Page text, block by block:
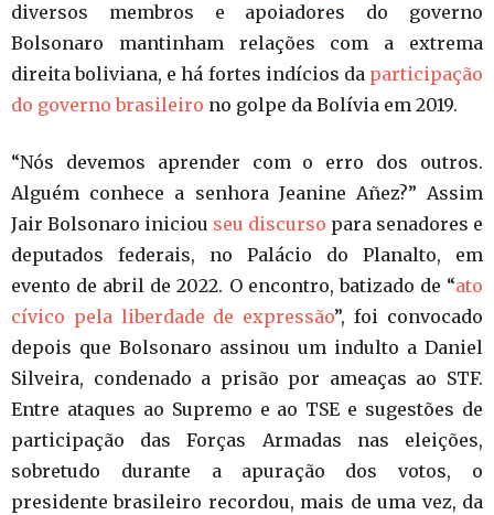
diversos membros e apoiadores do governo
Bolsonaro mantinham relações com a extrema
direita boliviana, e há fortes indícios da participação
do governo brasileiro no golpe da Bolívia em 2019.
“Nós devemos aprender com o erro dos outros.
Alguém conhece a senhora Jeanine Añez?” Assim
Jair Bolsonaro iniciou seu discurso para senadores e
deputados federais, no Palácio do Planalto, em
evento de abril de 2022. O encontro, batizado de “ato
cívico pela liberdade de expressão”, foi convocado
depois que Bolsonaro assinou um indulto a Daniel
Silveira, condenado a prisão por ameaças ao STF.
Entre ataques ao Supremo e ao TSE e sugestões de
participação das Forças Armadas nas eleições,
sobretudo durante a apuração dos votos, o
presidente brasileiro recordou, mais de uma vez, da